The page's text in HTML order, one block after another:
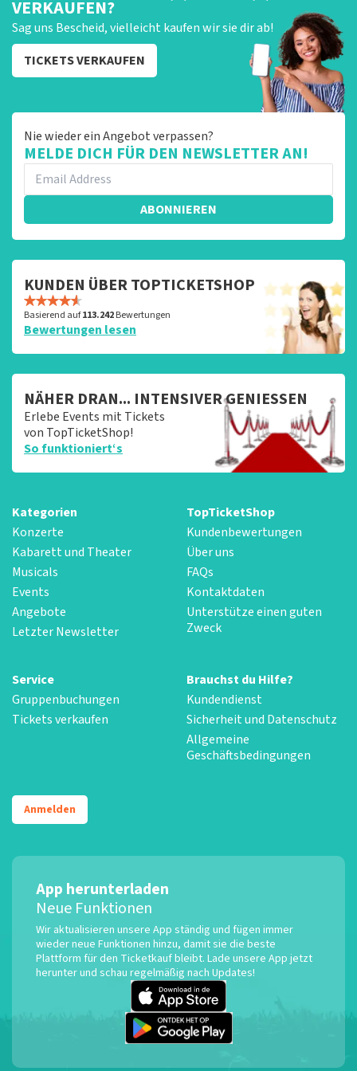
VERKAUFEN?
Sag uns Bescheid, vielleicht kaufen wir sie dir ab!
TICKETS VERKAUFEN
Nie wieder ein Angebot verpassen?
MELDE DICH FÜR DEN NEWSLETTER AN!
ABONNIEREN
KUNDEN ÜBER TOPTICKETSHOP
Basierend auf113.242Bewertungen
Bewertungen lesen
NÄHER DRAN... INTENSIVER GENIESSEN
Erlebe Events mit Tickets
von TopTicketShop!
So funktioniert‘s
Kategorien
Konzerte
Kabarett und Theater
Musicals
Events
Angebote
Letzter Newsletter
TopTicketShop
Kundenbewertungen
Über uns
FAQs
Kontaktdaten
Unterstütze einen guten
Zweck
Service
Gruppenbuchungen
Tickets verkaufen
Brauchst du Hilfe?
Kundendienst
Sicherheit und Datenschutz
Allgemeine
Geschäftsbedingungen
Anmelden
App herunterladen
Neue Funktionen
Wir aktualisieren unsere App ständig und fügen immer
wieder neue Funktionen hinzu, damit sie die beste
Plattform für den Ticketkauf bleibt. Lade unsere App jetzt
herunter und schau regelmäßig nach Updates!